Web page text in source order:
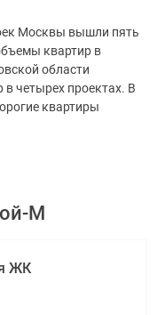
Москвы вышли пять
квартир в
области
четырех проектах. В
квартиры
М
ЖК